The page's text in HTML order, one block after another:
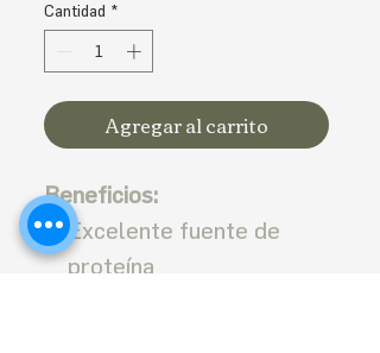
Cantidad *
Agregar al carrito
Beneficios:
Excelente fuente de
proteína